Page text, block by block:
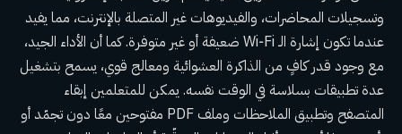
وتسجيلات المحاضرات، والفيديوهات غير المتصلة بالإنترنت، مما يفيد
عندما تكون إشارة الـ Wi‑Fi ضعيفة أو غير متوفرة. كما أن الأداء الجيد،
مع وجود قدر كافٍ من الذاكرة العشوائية ومعالج قوي، يسمح بتشغيل
عدة تطبيقات بسلاسة في الوقت نفسه. يمكن للمتعلمين إبقاء
المتصفح وتطبيق الملاحظات وملف PDF مفتوحين معًا دون تجمّد أو